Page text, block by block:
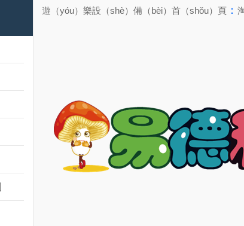
遊（yóu）樂設（shè）備（bèi）首（shǒu）頁 ：